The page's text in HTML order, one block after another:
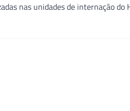
nas unidades de internação